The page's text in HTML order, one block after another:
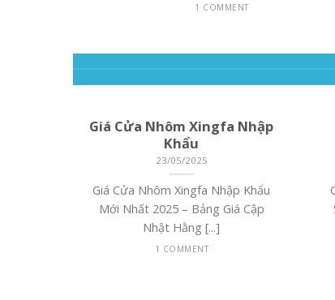
1 COMMENT
Giá Cửa Nhôm Xingfa Nhập
Khẩu
23/05/2025
Giá Cửa Nhôm Xingfa Nhập Khẩu
Mới Nhất 2025 – Bảng Giá Cập
Nhật Hằng [...]
1 COMMENT